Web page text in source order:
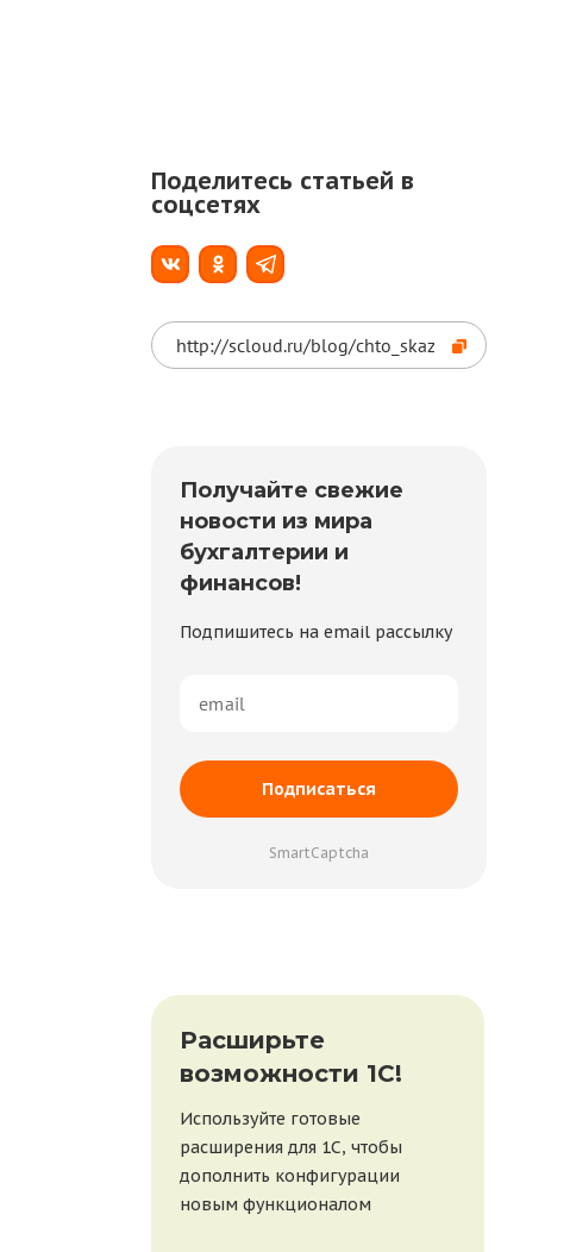
Поделитесь статьей в
соцсетях
Получайте свежие
новости из мира
бухгалтерии и
финансов!
Подпишитесь на email рассылку
Подписаться
SmartCaptcha
Расширьте
возможности 1С!
Используйте готовые
расширения для 1С, чтобы
дополнить конфигурации
новым функционалом